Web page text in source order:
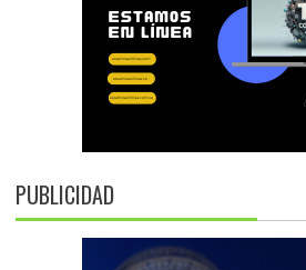
PUBLICIDAD